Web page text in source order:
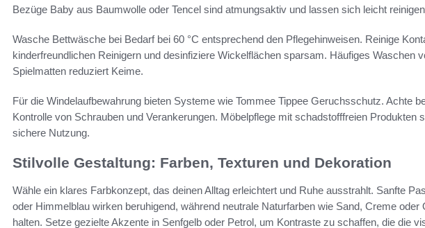
Bezüge Baby aus Baumwolle oder Tencel sind atmungsaktiv und lassen sich leicht
Wasche Bettwäsche bei Bedarf bei 60 °C entsprechend den Pflegehinweisen. Reinige
kinderfreundlichen Reinigern und desinfiziere Wickelflächen sparsam. Häufiges Waschen
Spielmatten reduziert Keime.
Für die Windelaufbewahrung bieten Systeme wie Tommee Tippee Geruchsschutz. Achte
Kontrolle von Schrauben und Verankerungen. Möbelpflege mit schadstofffreien Produkten
sichere Nutzung.
Stilvolle Gestaltung: Farben, Texturen und Dekoration
Wähle ein klares Farbkonzept, das deinen Alltag erleichtert und Ruhe ausstrahlt. Sanfte
oder Himmelblau wirken beruhigend, während neutrale Naturfarben wie Sand, Creme
halten. Setze gezielte Akzente in Senfgelb oder Petrol, um Kontraste zu schaffen, die die